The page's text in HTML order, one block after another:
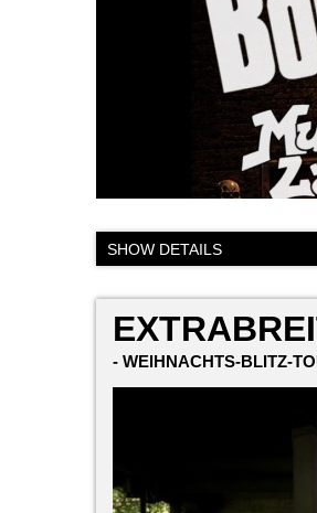
SHOW DETAILS
- WEIHNACHTS-BLITZ-